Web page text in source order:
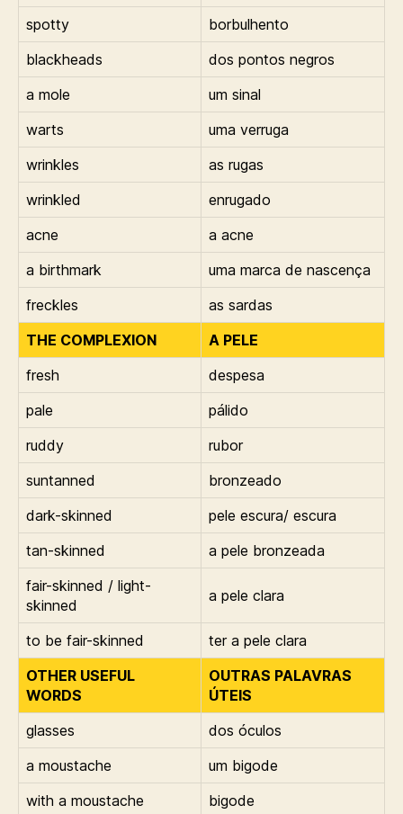
spotty
borbulhento
blackheads
dos pontos negros
a mole
um sinal
warts
uma verruga
wrinkles
as rugas
wrinkled
enrugado
acne
a acne
a birthmark
uma marca de nascença
freckles
as sardas
THE COMPLEXION
A PELE
fresh
despesa
pale
pálido
ruddy
rubor
suntanned
bronzeado
dark-skinned
pele escura/ escura
tan-skinned
a pele bronzeada
fair-skinned / light-
skinned
a pele clara
to be fair-skinned
ter a pele clara
OTHER USEFUL
WORDS
OUTRAS PALAVRAS
ÚTEIS
glasses
dos óculos
a moustache
um bigode
with a moustache
bigode